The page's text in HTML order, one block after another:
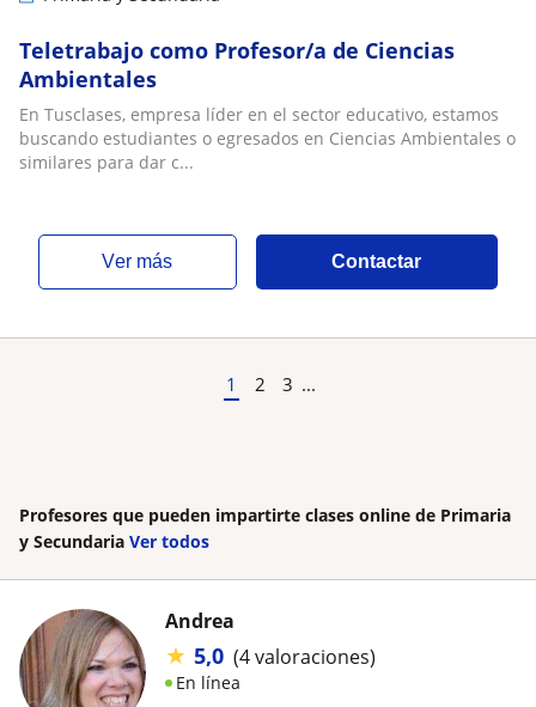
Teletrabajo como Profesor/a de Ciencias
Ambientales
En Tusclases, empresa líder en el sector educativo, estamos
buscando estudiantes o egresados en Ciencias Ambientales o
similares para dar c...
ver más Contactar
1 2 3 ...
Profesores que pueden impartirte clases online de Primaria
y Secundaria Ver todos
Andrea
★ 5,0 (4 valoraciones)
En línea